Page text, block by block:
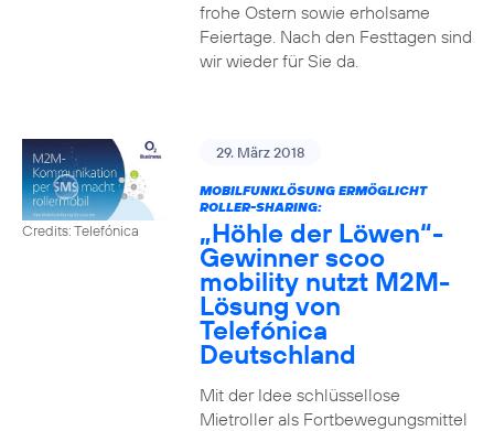
frohe Ostern sowie erholsame
Feiertage. Nach den Festtagen sind
wir wieder für Sie da.
Credits: Telefónica
29. März 2018
MOBILFUNKLÖSUNG ERMÖGLICHT
ROLLER-SHARING:
„Höhle der Löwen“-
Gewinner scoo
mobility nutzt M2M-
Lösung von
Telefónica
Deutschland
Mit der Idee schlüssellose
Mietroller als Fortbewegungsmittel